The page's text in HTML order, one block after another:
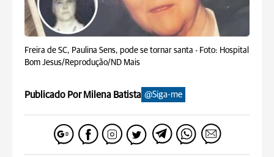
Freira de SC, Paulina Sens, pode se tornar santa - Foto: Hospital
Bom Jesus/Reprodução/ND Mais
Publicado Por Milena Batista @Siga-me